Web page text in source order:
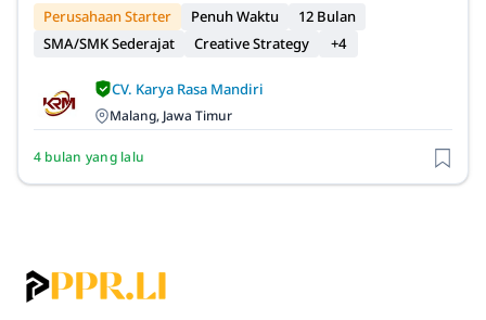
Perusahaan Starter Penuh Waktu
12 Bulan
SMA/SMK Sederajat
Creative Strategy +4
CV. Karya Rasa Mandiri
Malang, Jawa Timur
4 bulan yang lalu